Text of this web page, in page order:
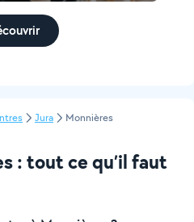
Jura Monnières
: tout ce qu’il faut